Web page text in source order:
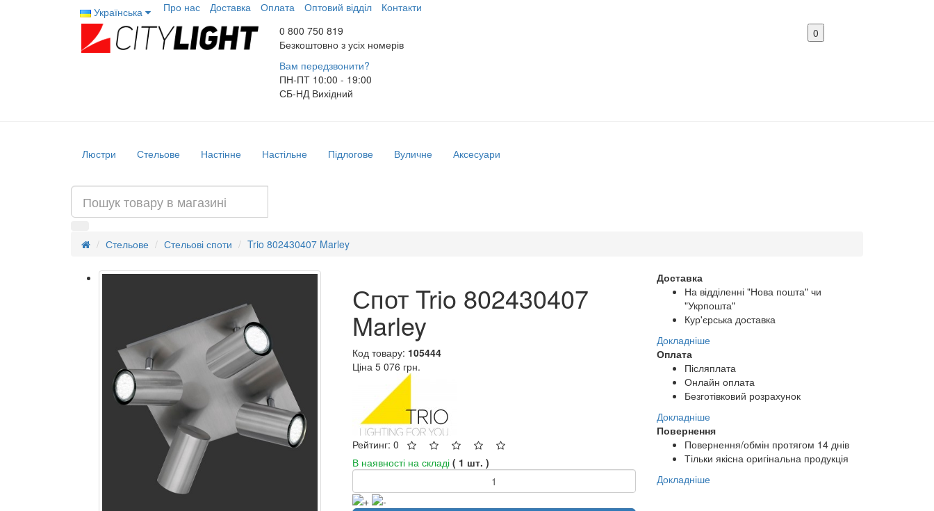
Українська Про нас Доставка Оплата Оптовий відділ
Контакти
0 800 750 819
Безкоштовно з усіх номерів
Вам передзвонити?
ПН-ПТ 10:00 - 19:00
СБ-НДВихідний
0
Люстри Стельове Настінне Настільне Підлогове Вуличне Аксесуари
Стельове Стельові споти Trio 802430407 Marley
Спот Trio 802430407
Marley
Код товару: 105444
Ціна 5 076 грн.
Рейтинг: 0
В наявності на складі ( 1 шт. )
Доставка
На відділенні "Нова пошта" чи
"Укрпошта"
Кур'єрська доставка
Докладніше
Оплата
Післяплата
Онлайн оплата
Безготівковий розрахунок
Докладніше
Повернення
Повернення/обмін протягом 14 днів
Тільки якісна оригінальна продукція
Докладніше